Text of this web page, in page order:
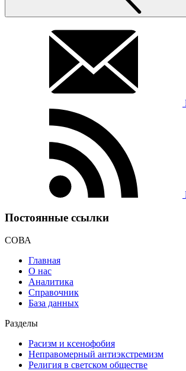
Постоянные ссылки
СОВА
Главная
О нас
Аналитика
Справочник
База данных
Разделы
Расизм и ксенофобия
Неправомерный антиэкстремизм
Религия в светском обществе